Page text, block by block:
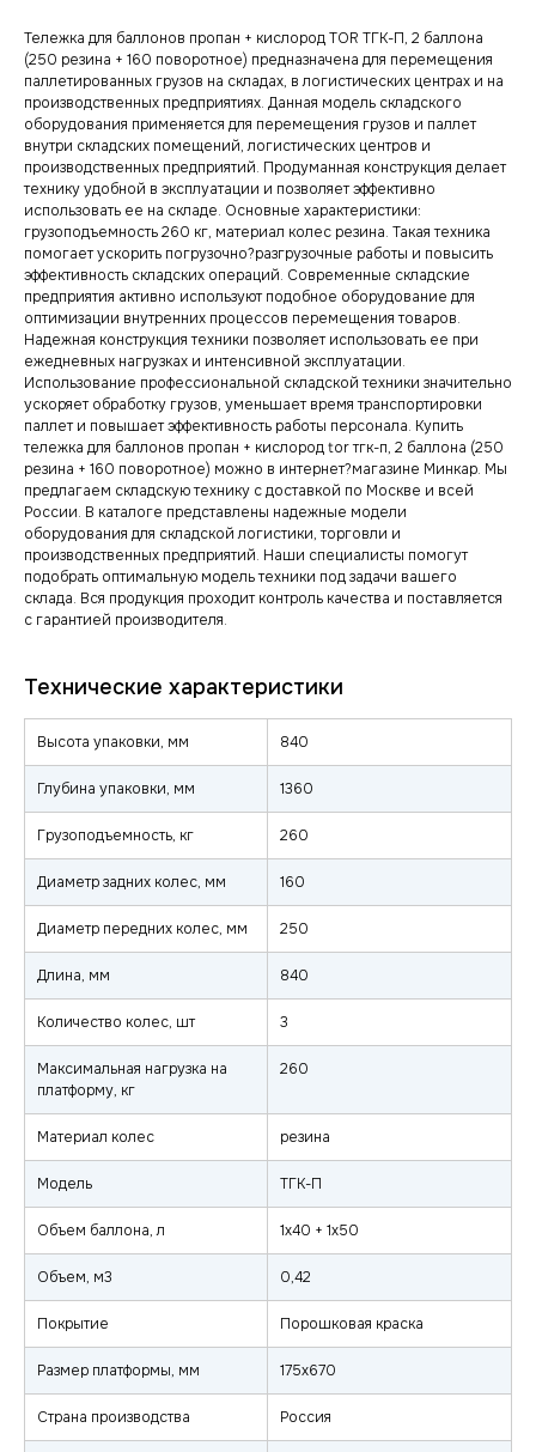
Тележка для баллонов пропан + кислород TOR ТГК-П, 2 баллона
(250 резина + 160 поворотное) предназначена для перемещения
паллетированных грузов на складах, в логистических центрах и на
производственных предприятиях. Данная модель складского
оборудования применяется для перемещения грузов и паллет
внутри складских помещений, логистических центров и
производственных предприятий. Продуманная конструкция делает
технику удобной в эксплуатации и позволяет эффективно
использовать ее на складе. Основные характеристики:
грузоподъемность 260 кг, материал колес резина. Такая техника
помогает ускорить погрузочно?разгрузочные работы и повысить
эффективность складских операций. Современные складские
предприятия активно используют подобное оборудование для
оптимизации внутренних процессов перемещения товаров.
Надежная конструкция техники позволяет использовать ее при
ежедневных нагрузках и интенсивной эксплуатации.
Использование профессиональной складской техники значительно
ускоряет обработку грузов, уменьшает время транспортировки
паллет и повышает эффективность работы персонала. Купить
тележка для баллонов пропан + кислород tor тгк-п, 2 баллона (250
резина + 160 поворотное) можно в интернет?магазине Минкар. Мы
предлагаем складскую технику с доставкой по Москве и всей
России. В каталоге представлены надежные модели
оборудования для складской логистики, торговли и
производственных предприятий. Наши специалисты помогут
подобрать оптимальную модель техники под задачи вашего
склада. Вся продукция проходит контроль качества и поставляется
с гарантией производителя.
Высота упаковки, мм 840
Глубина упаковки, мм 1360
Грузоподъемность, кг 260
Диаметр задних колес, мм 160
Диаметр передних колес, мм 250
Длина, мм 840
Количество колес, шт 3
Максимальная нагрузка на
платформу, кг
260
Материал колес резина
Модель ТГК-П
Объем баллона, л 1х40 + 1х50
Объем, м3 0,42
Покрытие Порошковая краска
Размер платформы, мм 175х670
Страна производства Россия